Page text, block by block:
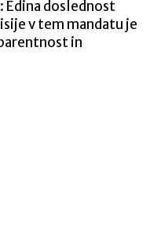
Edina doslednost
v tem mandatu je
in